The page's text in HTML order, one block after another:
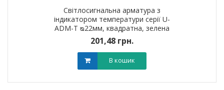
Світлосигнальна арматура з
індикатором температури серії U-
ADM-T ᴓ22мм, квадратна, зелена
201,48 грн.
В кошик